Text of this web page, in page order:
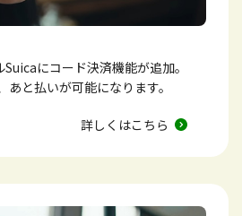
にコード決済機能が追加。
と払いが可能になります。
詳しくはこちら